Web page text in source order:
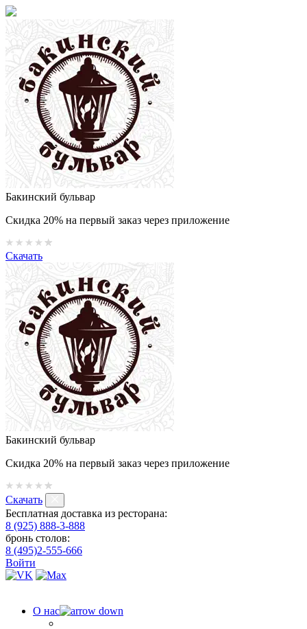
Бакинский бульвар
Скидка 20% на первый заказ через приложение
Скачать
Бакинский бульвар
Скидка 20% на первый заказ через приложение
Скачать
Бесплатная доставка из ресторана:
8 (925) 888-3-888
бронь столов:
8 (495)2-555-666
Войти
О нас